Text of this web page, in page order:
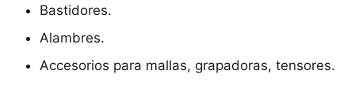
Bastidores.
Alambres.
Accesorios para mallas, grapadoras, tensores.